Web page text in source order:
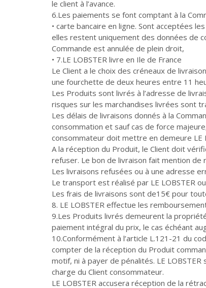
le client à l’avance.
6.Les paiements se font comptant à la
• carte bancaire en ligne. Sont acceptées
elles restent uniquement des données de
Commande est annulée de plein droit,
• 7.LE LOBSTER livre en Ile de France
Le Client a le choix des créneaux de
une fourchette de deux heures entre 11
Les Produits sont livrés à l’adresse de
risques sur les marchandises livrées sont
Les délais de livraisons donnés à la
consommation et sauf cas de force
consommateur doit mettre en demeure LE
A la réception du Produit, le Client doit
refuser. Le bon de livraison fait mention de
Les livraisons refusées ou à une adresse
Le transport est réalisé par LE LOBSTER
Les frais de livraisons sont de15€ pour
8. LE LOBSTER effectue les
9.Les Produits livrés demeurent la
paiement intégral du prix, le cas échéant
10.Conformément à l’article L.121-21 du
compter de la réception du Produit
motif, ni à payer de pénalités. LE
charge du Client consommateur.
LE LOBSTER accusera réception de la